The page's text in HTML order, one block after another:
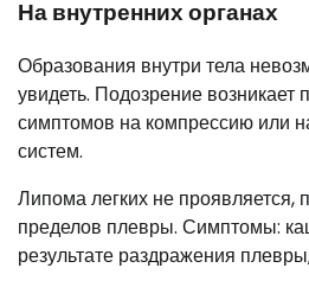
На внутренних органах
Образования внутри тела
увидеть. Подозрение возникает
симптомов на компрессию или
систем.
Липома легких не проявляется,
пределов плевры. Симптомы:
результате раздражения